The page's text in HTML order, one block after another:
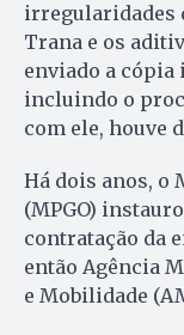
irregularidades
Trana e os
enviado a
incluindo o
com ele, houve
Há dois anos, o
(MPGO)
contratação da
então Agência
e Mobilidade